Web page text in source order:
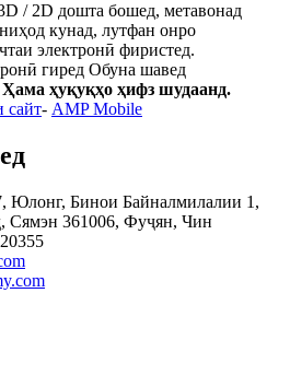
/ 2D дошта бошед, метавонад
кунад, лутфан онро
электронӣ фиристед.
гиред Обуна шавед
ҳуқуқҳо ҳифз шудаанд.
сайт- AMP Mobile
Юлонг, Бинои Байналмилалии 1,
Сямэн 361006, Фуҷян, Чин